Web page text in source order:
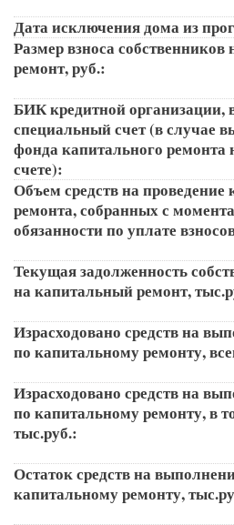
Дата исключения дома из
Размер взноса
ремонт, руб.:
БИК кредитной организации,
специальный счет (в случае
фонда капитального ремонта
счете):
Объем средств на проведение
ремонта, собранных с
обязанности по уплате
Текущая задолженность
на капитальный ремонт,
Израсходовано средств на
по капитальному ремонту,
Израсходовано средств на
по капитальному ремонту, в
тыс.руб.:
Остаток средств на
капитальному ремонту,